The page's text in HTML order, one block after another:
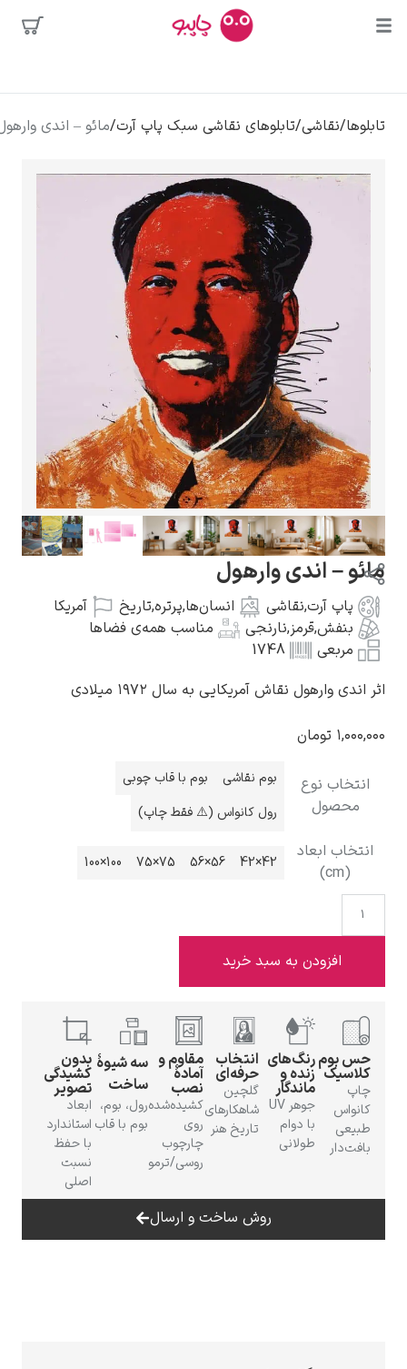
جستجوها
پیکاسو
محبوب‌ترین
هنرمندان
کلود مونه
ونسان ون گوگ
گوستاو کلیمت
ادوارد مونک
ادوارد هاپر
ادگار دگا
لودویگ دویچ
تابلوها/نقاشی/تابلوهای نقاشی سبک پاپ آرت/مائو – اندی وارهول
مائو – اندی وارهول
پاپ آرت,نقاشی انسان‌ها,پرتره,تاریخ
آمریکا
بنفش,قرمز,نارنجی
مناسب همه‌ی فضاها
مربعی
1748
اثر اندی وارهول نقاش آمریکایی به سال ۱۹۷۲ میلادی
۱,۰۰۰,۰۰۰ تومان
انتخاب نوع
محصول
بوم نقاشی
بوم با قاب چوبی
رول کانواس (⚠️ فقط چاپ)
انتخاب ابعاد
(cm)
42×42
56×56
75×75
100×100
افزودن به سبد خرید
حس بوم
کلاسیک
چاپ
کانواس
طبیعی
بافت‌دار
رنگ‌های
زنده و
ماندگار
جوهر UV
با دوام
طولانی
انتخاب
حرفه‌ای
گلچین
شاهکارهای
تاریخ هنر
مقاوم و
آمادهٔ
نصب
کشیده‌شده
روی
چارچوب
روسی/ترمو
سه شیوهٔ
ساخت
رول، بوم،
بوم با قاب
بدون
کشیدگی
تصویر
ابعاد
استاندارد
با حفظ
نسبت
اصلی
روش ساخت و ارسال